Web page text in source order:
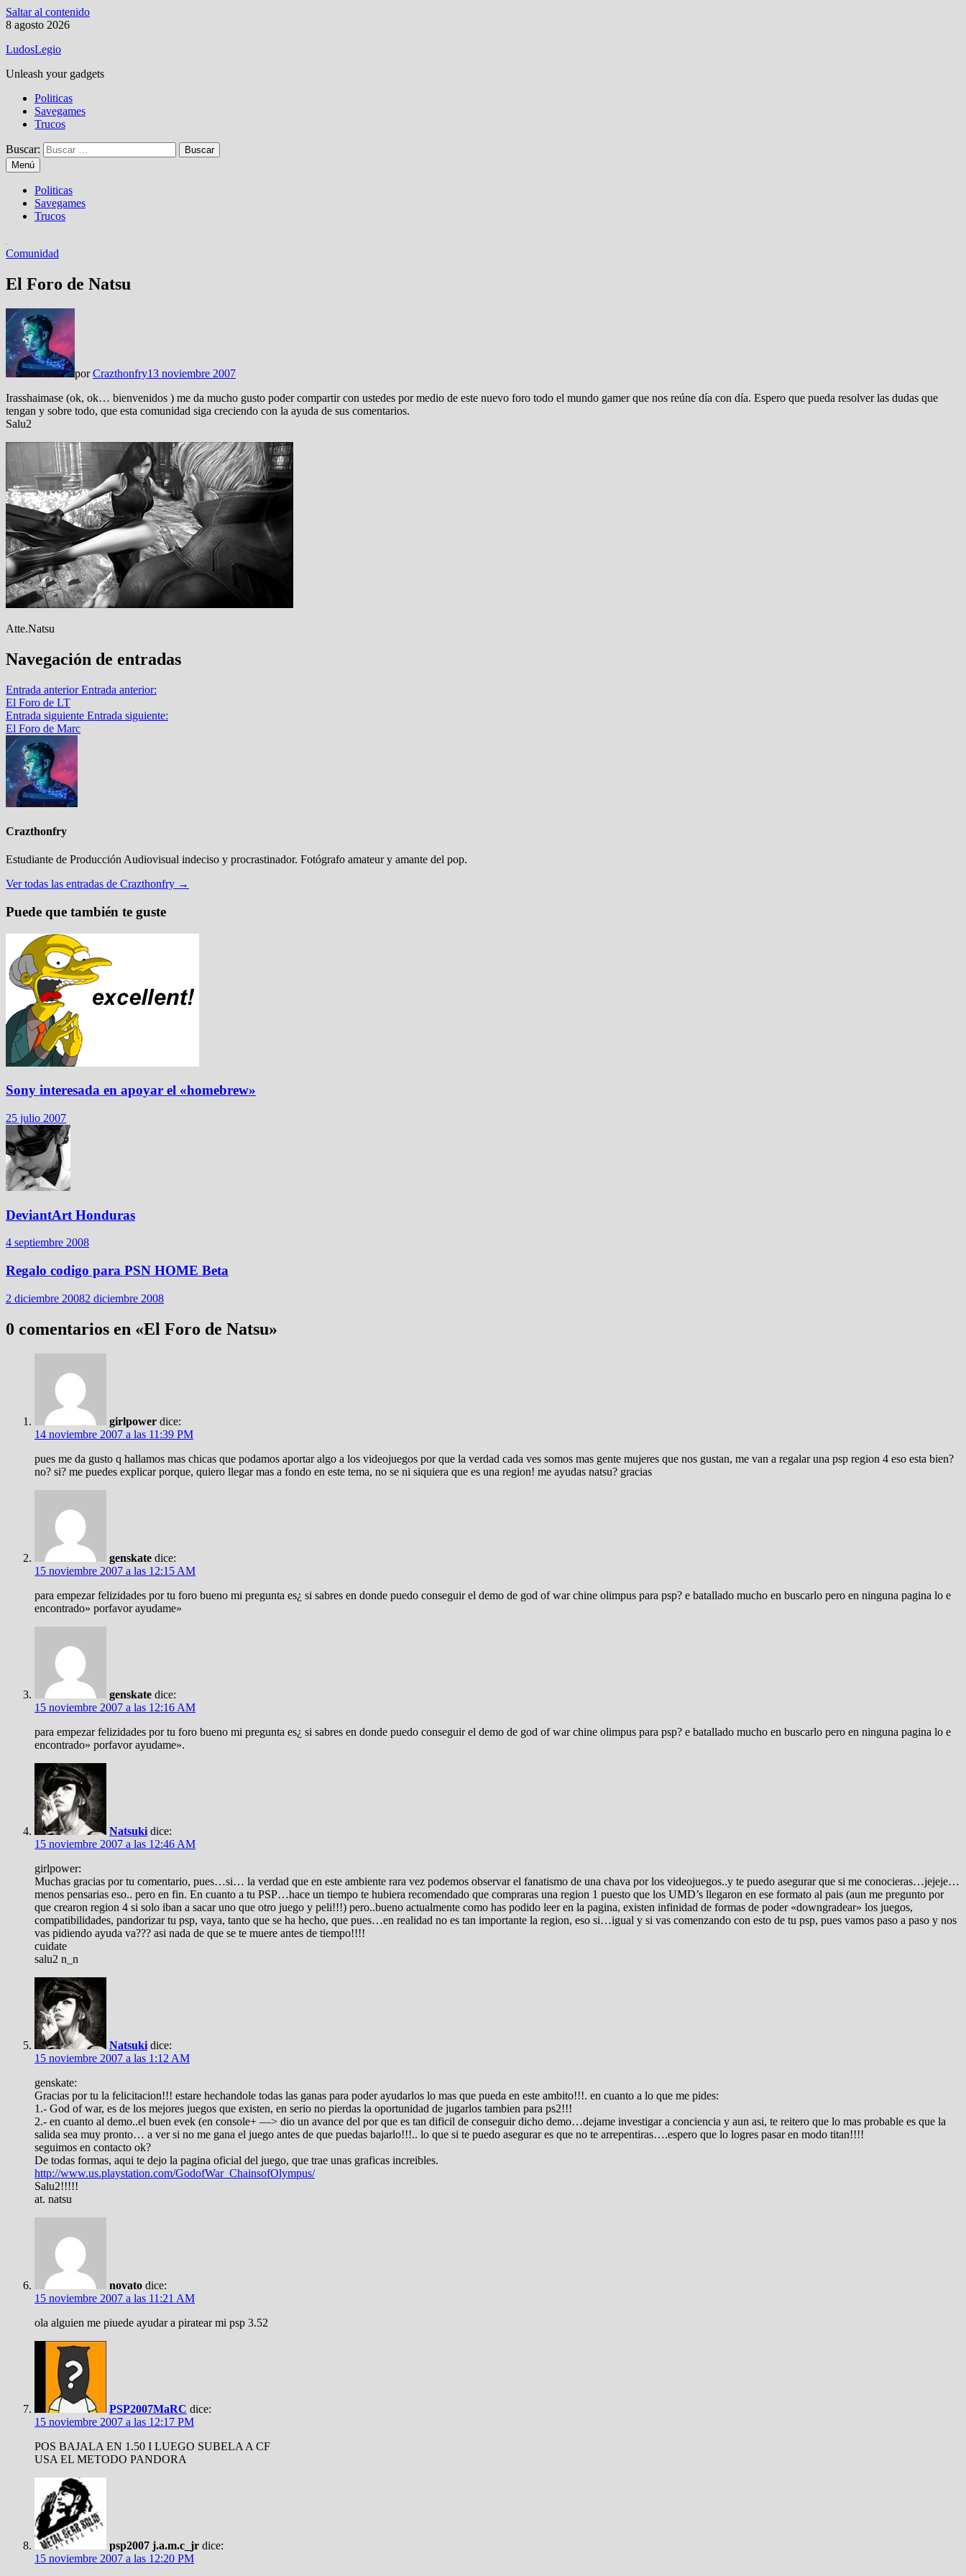
Saltar al contenido
8 agosto 2026
LudosLegio
Unleash your gadgets
Politicas
Savegames
Trucos
Buscar:
Menú
Politicas
Savegames
Trucos
Comunidad
El Foro de Natsu
porCrazthonfry13 noviembre 2007
Irasshaimase (ok, ok… bienvenidos ) me da mucho gusto poder compartir con ustedes por medio de este nuevo foro todo el mundo gamer que nos reúne día con día. Espero que pueda resolver las dudas que
tengan y sobre todo, que esta comunidad siga creciendo con la ayuda de sus comentarios.
Salu2
Atte.Natsu
Navegación de entradas
Entrada anterior Entrada anterior:
El Foro de LT
Entrada siguiente Entrada siguiente:
El Foro de Marc
Crazthonfry
Estudiante de Producción Audiovisual indeciso y procrastinador. Fotógrafo amateur y amante del pop.
Ver todas las entradas de Crazthonfry →
Puede que también te guste
Sony interesada en apoyar el «homebrew»
25 julio 2007
DeviantArt Honduras
4 septiembre 2008
Regalo codigo para PSN HOME Beta
2 diciembre 20082 diciembre 2008
0 comentarios en «El Foro de Natsu»
girlpower dice:
14 noviembre 2007 a las 11:39 PM
pues me da gusto q hallamos mas chicas que podamos aportar algo a los videojuegos por que la verdad cada ves somos mas gente mujeres que nos gustan, me van a regalar una psp region 4 eso esta bien?
no? si? me puedes explicar porque, quiero llegar mas a fondo en este tema, no se ni siquiera que es una region! me ayudas natsu? gracias
genskate dice:
15 noviembre 2007 a las 12:15 AM
para empezar felizidades por tu foro bueno mi pregunta es¿ si sabres en donde puedo conseguir el demo de god of war chine olimpus para psp? e batallado mucho en buscarlo pero en ninguna pagina lo e
encontrado» porfavor ayudame»
genskate dice:
15 noviembre 2007 a las 12:16 AM
para empezar felizidades por tu foro bueno mi pregunta es¿ si sabres en donde puedo conseguir el demo de god of war chine olimpus para psp? e batallado mucho en buscarlo pero en ninguna pagina lo e
encontrado» porfavor ayudame».
Natsuki dice:
15 noviembre 2007 a las 12:46 AM
girlpower:
Muchas gracias por tu comentario, pues…si… la verdad que en este ambiente rara vez podemos observar el fanatismo de una chava por los videojuegos..y te puedo asegurar que si me conocieras…jejeje…
menos pensarias eso.. pero en fin. En cuanto a tu PSP…hace un tiempo te hubiera recomendado que compraras una region 1 puesto que los UMD’s llegaron en ese formato al pais (aun me pregunto por
que crearon region 4 si solo iban a sacar uno que otro juego y peli!!!) pero..bueno actualmente como has podido leer en la pagina, existen infinidad de formas de poder «downgradear» los juegos,
compatibilidades, pandorizar tu psp, vaya, tanto que se ha hecho, que pues…en realidad no es tan importante la region, eso si…igual y si vas comenzando con esto de tu psp, pues vamos paso a paso y nos
vas pidiendo ayuda va??? asi nada de que se te muere antes de tiempo!!!!
cuidate
salu2 n_n
Natsuki dice:
15 noviembre 2007 a las 1:12 AM
genskate:
Gracias por tu la felicitacion!!! estare hechandole todas las ganas para poder ayudarlos lo mas que pueda en este ambito!!!. en cuanto a lo que me pides:
1.- God of war, es de los mejores juegos que existen, en serio no pierdas la oportunidad de jugarlos tambien para ps2!!!
2.- en cuanto al demo..el buen evek (en console+ —> dio un avance del por que es tan dificil de conseguir dicho demo…dejame investigar a conciencia y aun asi, te reitero que lo mas probable es que la
salida sea muy pronto… a ver si no me gana el juego antes de que puedas bajarlo!!!.. lo que si te puedo asegurar es que no te arrepentiras….espero que lo logres pasar en modo titan!!!!
seguimos en contacto ok?
De todas formas, aqui te dejo la pagina oficial del juego, que trae unas graficas increibles.
http://www.us.playstation.com/GodofWar_ChainsofOlympus/
Salu2!!!!!
at. natsu
novato dice:
15 noviembre 2007 a las 11:21 AM
ola alguien me piuede ayudar a piratear mi psp 3.52
PSP2007MaRC dice:
15 noviembre 2007 a las 12:17 PM
POS BAJALA EN 1.50 I LUEGO SUBELA A CF
USA EL METODO PANDORA
psp2007 j.a.m.c_jr dice:
15 noviembre 2007 a las 12:20 PM